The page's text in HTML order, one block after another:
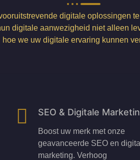
digitale oplossingen
digitale aanwezigheid niet alleen
hoe we uw digitale ervaring kunnen
SEO & Digitale
Boost uw merk met onze
geavanceerde SEO en
marketing. Verhoog